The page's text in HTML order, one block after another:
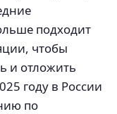
подходит
чтобы
и отложить
году в России
по